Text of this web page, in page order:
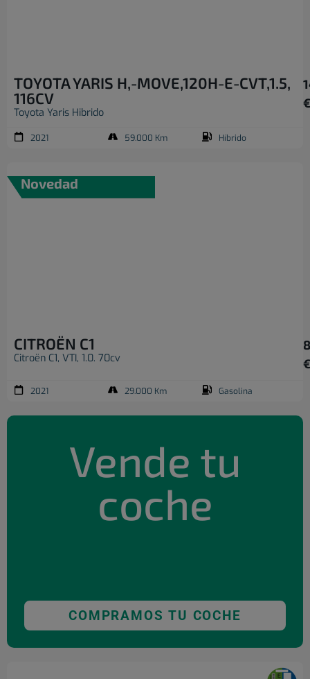
TOYOTA YARIS H,-MOVE,120H-E-CVT,1.5,
116CV
Toyota Yaris Hibrido
2021 59.000 Km Híbrido
Novedad
CITROËN C1
Citroën C1, VTI, 1.0. 70cv
2021 29.000 Km Gasolina
Vende tu
coche
COMPRAMOS TU COCHE